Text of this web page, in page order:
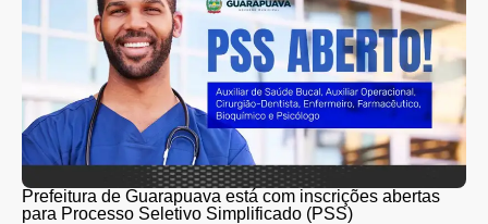
Prefeitura de Guarapuava está com inscrições abertas
para Processo Seletivo Simplificado (PSS)